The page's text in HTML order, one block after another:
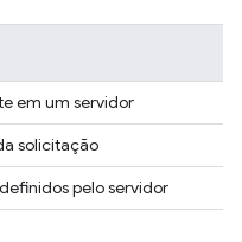
em um servidor
solicitação
pelo servidor